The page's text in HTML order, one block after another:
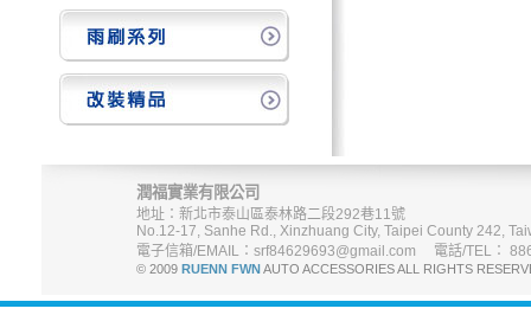
潤福實業有限公司
地址：新北市泰山區泰林路二段292巷11號
No.12-17, Sanhe Rd., Xinzhuang City, Taipei County 242,
電子信箱/EMAIL：srf84629693@gmail.com 電話/TEL：
© 2009 RUENN FWNAUTO ACCESSORIES ALL RIGHTS